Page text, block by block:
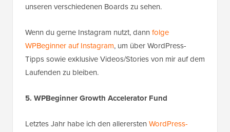
unseren verschiedenen Boards zu sehen.
Wenn du gerne Instagram nutzt, dann folge
WPBeginner auf Instagram, um über WordPress-
Tipps sowie exklusive Videos/Stories von mir auf dem
Laufenden zu bleiben.
5. WPBeginner Growth Accelerator Fund
Letztes Jahr habe ich den allerersten WordPress-